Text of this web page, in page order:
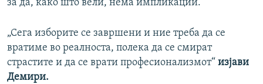
за да, како што вели, нема импликации.
„Сега изборите се завршени и ние треба да се
вратиме во реалноста, полека да се смират
страстите и да се врати професионализмот“ изјави
Демири.